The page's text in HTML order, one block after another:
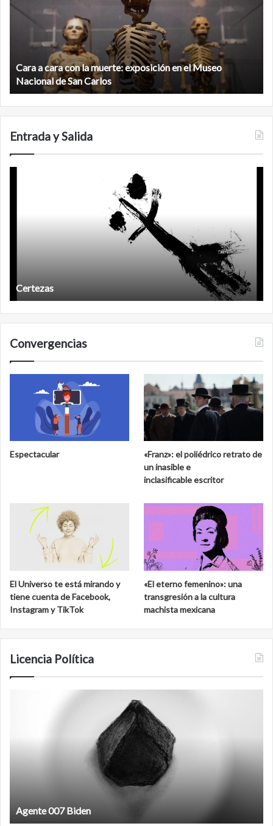
con
muerte:
exposición
el
Museo
Nacional
de
San
Carlos
Cara a cara con la muerte: exposición en el Museo
Nacional de San Carlos
Entrada y Salida
Certezas
Convergencias
Espectacular
«Franz»: el poliédrico retrato de
un inasible e
inclasificable escritor
El Universo te está mirando y
tiene cuenta de Facebook,
Instagram y TikTok
«El eterno femenino»: una
transgresión a la cultura
machista mexicana
Licencia Política
Agente 007 Biden